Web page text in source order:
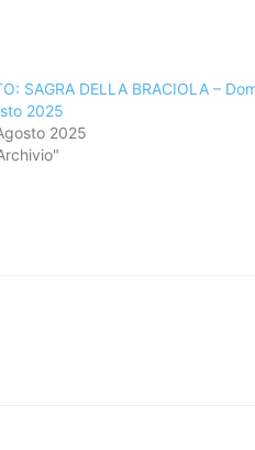
SAGRA DELLA BRACIOLA –
2025
2025